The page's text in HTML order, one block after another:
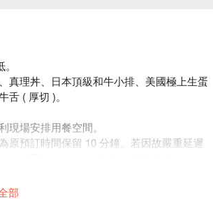
真理丼、日本頂級和牛小排、美國極上生蛋
( 厚切 )。
場安排用餐空間。
原預訂時間保留 10 分鐘。若因故嚴重延遲
部